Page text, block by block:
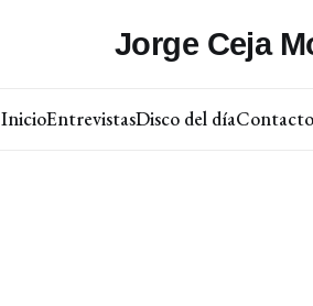
Jorge Ceja
InicioEntrevistasDisco del díaContacto